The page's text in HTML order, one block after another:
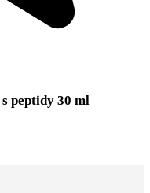
peptidy 30 ml